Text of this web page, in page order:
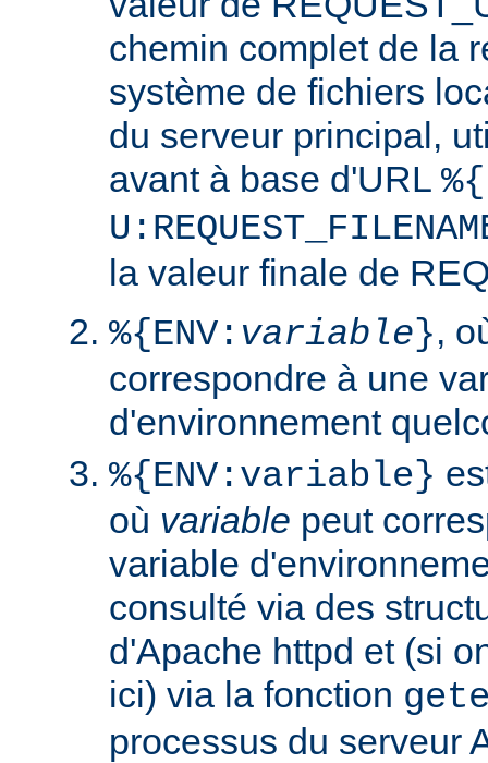
chemin complet de la
système de fichiers
du serveur principal,
avant à base d'URL
la valeur finale de
%{ENV: variable},
correspondre à une
d'environnement
%{ENV:variable}
où variable peut
variable
consulté via des
d'Apache httpd et (si
ici) via la fonction
processus du serveur